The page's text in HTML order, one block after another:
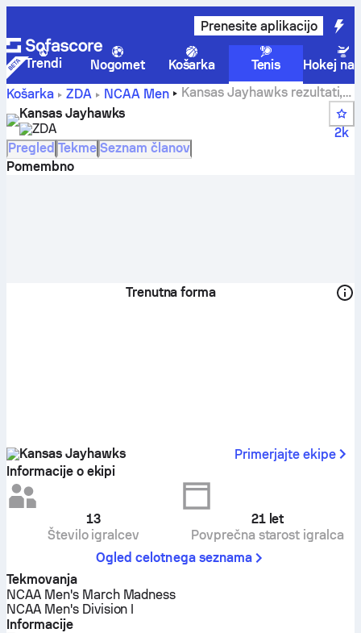
Prenesite aplikacijo
Trendi Nogomet Košarka Tenis
Hokej na
Košarka
ZDA NCAA Men
Kansas Jayhawks rezultati,
lestvica, razpored in igralci
Kansas Jayhawks
ZDA
2k
Pregled Tekme Seznam članov
Pomembno
Trenutna forma
Kansas Jayhawks
Primerjajte ekipe
Informacije o ekipi
13
Število igralcev
21 let
Povprečna starost igralca
Ogled celotnega seznama
Tekmovanja
NCAA Men's March Madness
NCAA Men's Division I
Informacije